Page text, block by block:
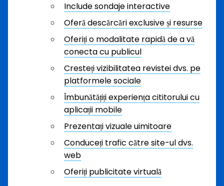
Include sondaje interactive
Oferă descărcări exclusive și resurse
Oferiți o modalitate rapidă de a vă
conecta cu publicul
Cresteți vizibilitatea revistei dvs. pe
platformele sociale
Îmbunătățiți experiența cititorului cu
aplicații mobile
Prezentați vizuale uimitoare
Conduceți trafic către site-ul dvs.
web
Oferiți publicitate virtuală